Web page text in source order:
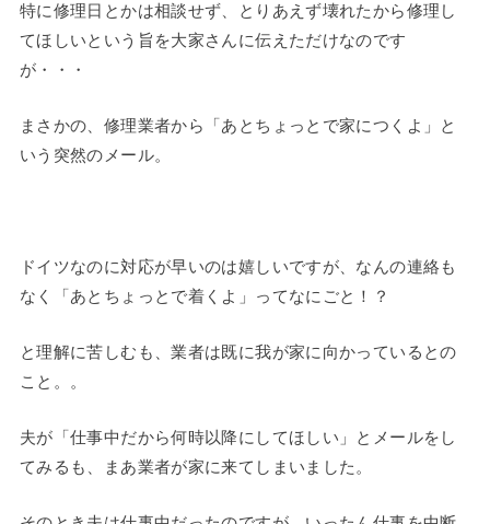
特に修理日とかは相談せず、とりあえず壊れたから修理し
てほしいという旨を大家さんに伝えただけなのです
が・・・
まさかの、修理業者から「あとちょっとで家につくよ」と
いう突然のメール。
ドイツなのに対応が早いのは嬉しいですが、なんの連絡も
なく「あとちょっとで着くよ」ってなにごと！？
と理解に苦しむも、業者は既に我が家に向かっているとの
こと。。
夫が「仕事中だから何時以降にしてほしい」とメールをし
てみるも、まあ業者が家に来てしまいました。